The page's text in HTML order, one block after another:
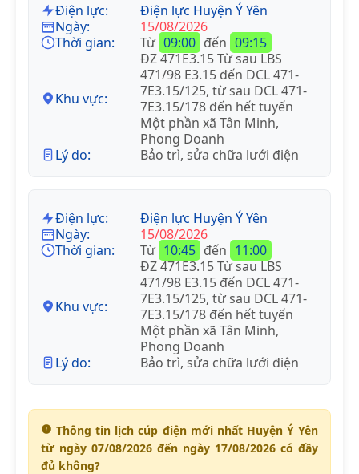
Điện lực:
Điện lực Huyện Ý Yên
Ngày:
15/08/2026
Thời gian:
Từ 09:00 đến 09:15
Khu vực:
ĐZ 471E3.15 Từ sau LBS
471/98 E3.15 đến DCL 471-
7E3.15/125, từ sau DCL 471-
7E3.15/178 đến hết tuyến
Một phần xã Tân Minh,
Phong Doanh
Lý do:
Bảo trì, sửa chữa lưới điện
Điện lực:
Điện lực Huyện Ý Yên
Ngày:
15/08/2026
Thời gian:
Từ 10:45 đến 11:00
Khu vực:
ĐZ 471E3.15 Từ sau LBS
471/98 E3.15 đến DCL 471-
7E3.15/125, từ sau DCL 471-
7E3.15/178 đến hết tuyến
Một phần xã Tân Minh,
Phong Doanh
Lý do:
Bảo trì, sửa chữa lưới điện
Thông tin lịch cúp điện mới nhất Huyện Ý Yên
từ ngày 07/08/2026 đến ngày 17/08/2026 có đầy
đủ không?